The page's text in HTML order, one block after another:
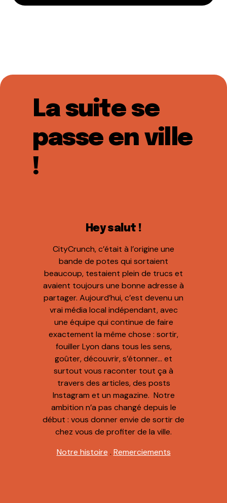
La suite se
passe en ville
!
Hey salut !
CityCrunch, c’était à l’origine une
bande de potes qui sortaient
beaucoup, testaient plein de trucs et
avaient toujours une bonne adresse à
partager. Aujourd’hui, c’est devenu un
vrai média local indépendant, avec
une équipe qui continue de faire
exactement la même chose : sortir,
fouiller Lyon dans tous les sens,
goûter, découvrir, s’étonner… et
surtout vous raconter tout ça à
travers des articles, des posts
Instagram et un magazine. Notre
ambition n’a pas changé depuis le
début : vous donner envie de sortir de
chez vous de profiter de la ville.
Notre histoire . Remerciements